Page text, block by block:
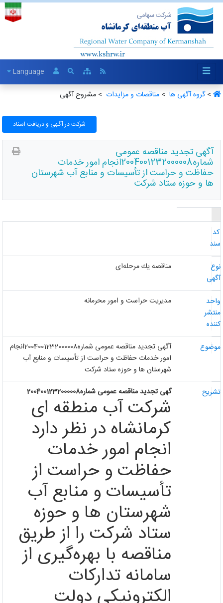
Language
>گروه آگهی ها ‏>مناقصات و مزایدات ‏> مشروح آگهی
شرکت در آگهی و دریافت اسناد
آگهی تجدید مناقصه عمومی
شماره2004001232000008انجام امور خدمات
حفاظت و حراست از تأسیسات و منابع آب شهرستان
ها و حوزه ستاد شرکت
مناقصه یك مرحله‌ای
مدیریت حراست و امور محرمانه
آگهی تجدید مناقصه عمومی شماره2004001232000008انجام
امور خدمات حفاظت و حراست از تأسیسات و منابع آب
شهرستان ها و حوزه ستاد شرکت
گهی تجدید مناقصهعمومیشماره2004001232000008
شرکت آب منطقه ای
کرمانشاه در نظر دارد
انجام امور خدمات
حفاظت و حراست از
تأسیسات و منابع آب
شهرستان ها و حوزه
ستاد شرکت را از طریق
مناقصه با بهره‌‌گیری از
سامانه تدارکات
الکترونیکی دولت